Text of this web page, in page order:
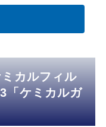
カルフィル
ケミカルガ